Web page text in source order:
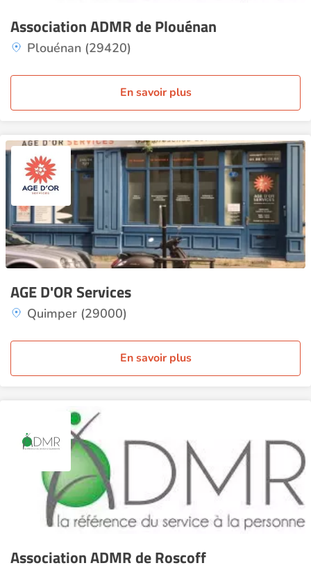
Association ADMR de Plouénan
Plouénan (29420)
En savoir plus
AGE D'OR Services
Quimper (29000)
En savoir plus
Association ADMR de Roscoff